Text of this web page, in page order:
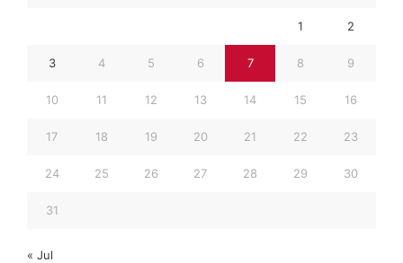
1 2
3 4 5 6 7 8 9
10 11 12 13 14 15 16
17 18 19 20 21 22 23
24 25 26 27 28 29 30
31
« Jul